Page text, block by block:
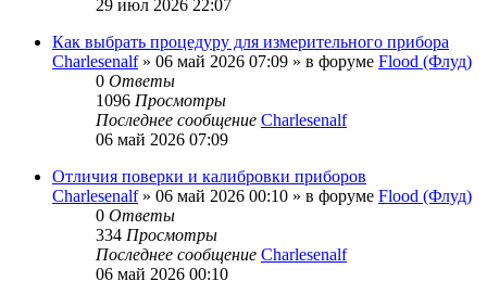
29 июл 2026 22:07
Как выбрать процедуру для измерительного прибора
Charlesenalf» 06 май 2026 07:09 » в форуме Flood (Флуд)
0 Ответы
1096 Просмотры
Последнее сообщение Charlesenalf
06 май 2026 07:09
Отличия поверки и калибровки приборов
Charlesenalf» 06 май 2026 00:10 » в форуме Flood (Флуд)
0 Ответы
334 Просмотры
Последнее сообщение Charlesenalf
06 май 2026 00:10